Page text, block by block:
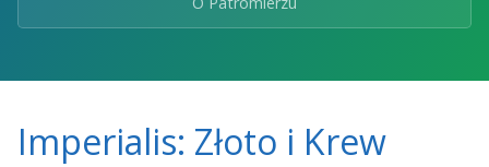
Imperialis: Złoto i Krew